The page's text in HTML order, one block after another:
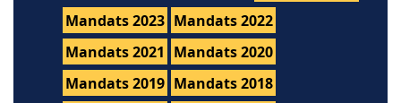
Mandats 2023 Mandats 2022
Mandats 2021 Mandats 2020
Mandats 2019 Mandats 2018